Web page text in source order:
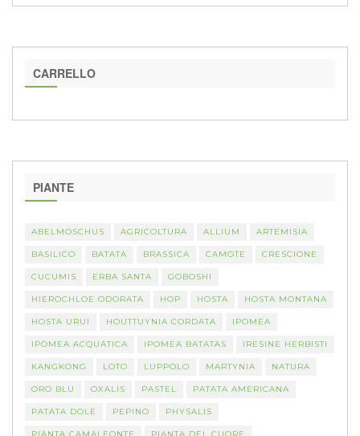
CARRELLO
PIANTE
ABELMOSCHUS AGRICOLTURA ALLIUM ARTEMISIA
BASILICO BATATA BRASSICA CAMOTE CRESCIONE
CUCUMIS ERBA SANTA GOBOSHI
HIEROCHLOE ODORATA HOP HOSTA HOSTA MONTANA
HOSTA URUI HOUTTUYNIA CORDATA IPOMEA
IPOMEA ACQUATICA IPOMEA BATATAS IRESINE HERBISTI
KANGKONG LOTO LUPPOLO MARTYNIA NATURA
ORO BLU OXALIS PASTEL PATATA AMERICANA
PATATA DOLE PEPINO PHYSALIS